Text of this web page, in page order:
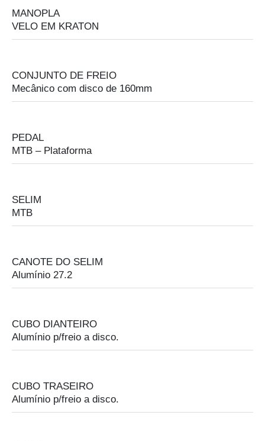
MANOPLA
VELO EM KRATON
CONJUNTO DE FREIO
Mecânico com disco de 160mm
PEDAL
MTB – Plataforma
SELIM
MTB
CANOTE DO SELIM
Alumínio 27.2
CUBO DIANTEIRO
Alumínio p/freio a disco.
CUBO TRASEIRO
Alumínio p/freio a disco.